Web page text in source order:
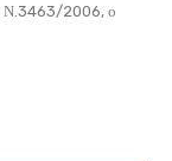
Ν.3463/2006, ο